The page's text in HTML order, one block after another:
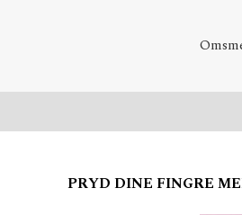
PRYD DINE FINGRE